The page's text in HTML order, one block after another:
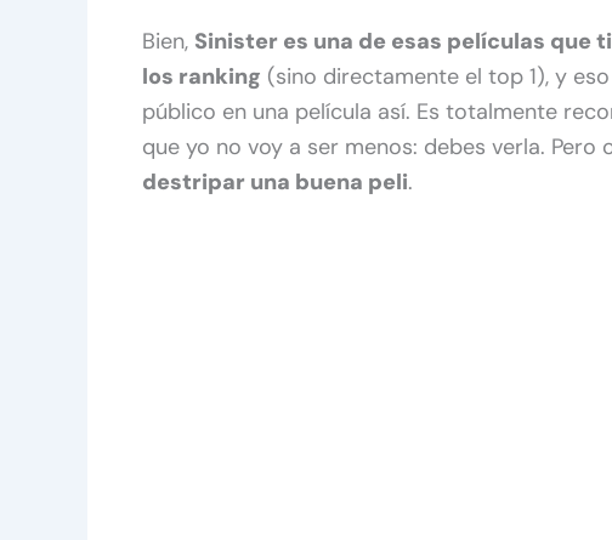
Bien, Sinister es una de esas películas que
los ranking (sino directamente el top 1), y
público en una película así. Es totalmente
que yo no voy a ser menos: debes verla.
destripar una buena peli.